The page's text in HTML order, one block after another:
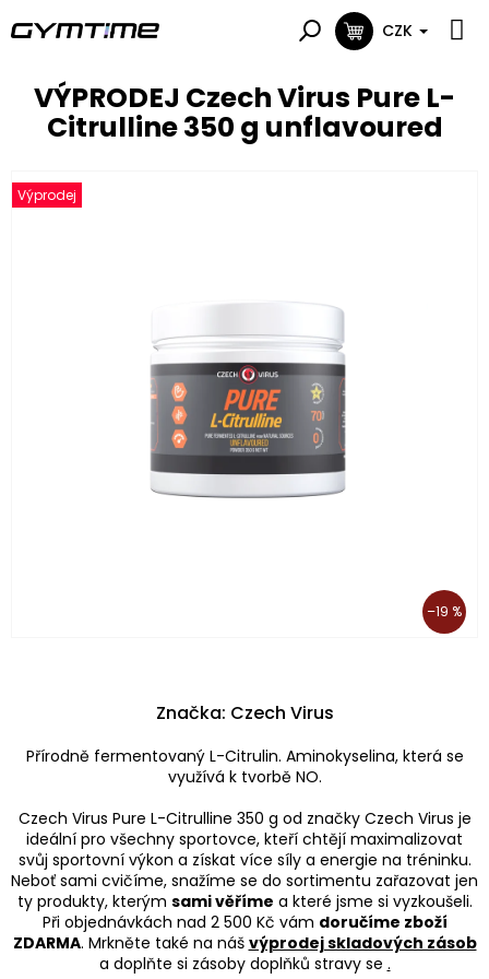
na
NÁKUPNÍ
CZK
VÝPRODEJ Czech Virus Pure L-
Citrulline 350 g unflavoured
–19 %
Výprodej
Přírodně fermentovaný L-Citrulin. Aminokyselina, která se
využívá k tvorbě NO.
Czech Virus Pure L-Citrulline 350 g od značky Czech Virus je
ideální pro všechny sportovce, kteří chtějí maximalizovat
svůj sportovní výkon a získat více síly a energie na tréninku.
Neboť sami cvičíme, snažíme se do sortimentu zařazovat jen
ty produkty, kterým sami věříme a které jsme si vyzkoušeli.
Při objednávkách nad 2 500 Kč vám doručíme zboží
ZDARMA. Mrkněte také na náš výprodej skladových zásob
a doplňte si zásoby doplňků stravy se .
Značka: Czech Virus